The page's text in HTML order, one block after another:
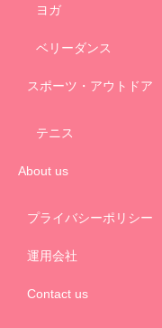
ヨガ
ベリーダンス
スポーツ・アウトドア
テニス
About us
プライバシーポリシー
運用会社
Contact us